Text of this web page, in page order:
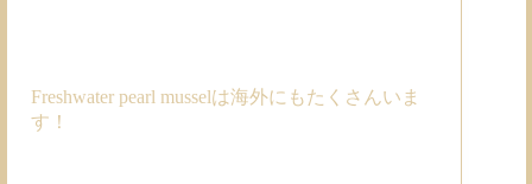
Freshwater pearl musselは海外にもたくさんいま
す！